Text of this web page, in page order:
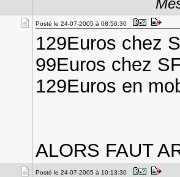
Posté le 24-07-2005 à 08:56:30
129Euros chez
99Euros chez
129Euros en
ALORS FAUT
Posté le 24-07-2005 à 10:13:30